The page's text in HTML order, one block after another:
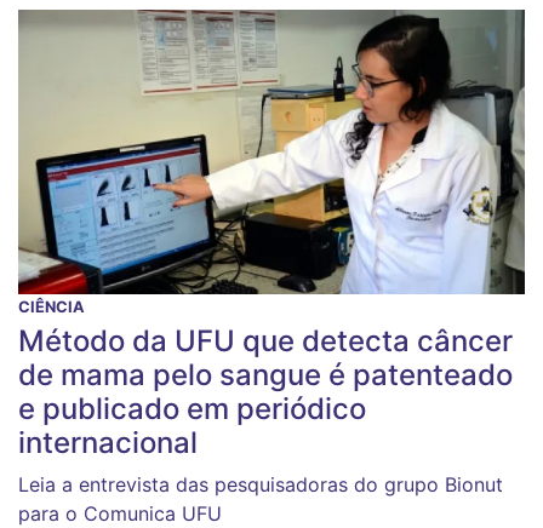
CIÊNCIA
Método da UFU que detecta câncer
de mama pelo sangue é patenteado
e publicado em periódico
internacional
Leia a entrevista das pesquisadoras do grupo Bionut
para o Comunica UFU